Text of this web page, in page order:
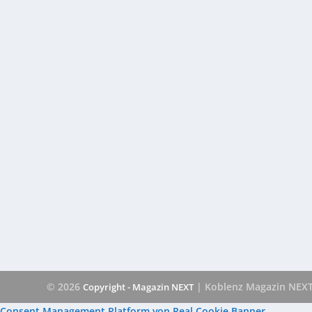
© 2026 Copyright - Magazin NEXT | Koblenz Magazin